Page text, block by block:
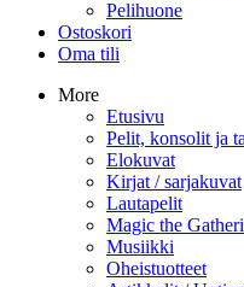
Pelihuone
Ostoskori
Oma tili
More
Etusivu
Pelit, konsolit ja
Elokuvat
Kirjat / sarjakuvat
Lautapelit
Magic the
Musiikki
Oheistuotteet